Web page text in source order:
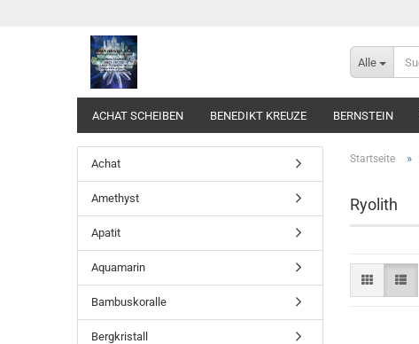
Alle
ACHAT SCHEIBEN BENEDIKT KREUZE BERNSTEIN
Startseite »
Ryolith
Achat
Amethyst
Apatit
Aquamarin
Bambuskoralle
Bergkristall